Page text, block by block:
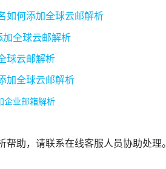
如何添加全球云邮解析
加全球云邮解析
球云邮解析
加全球云邮解析
企业邮箱解析
帮助，请联系在线客服人员协助处理。